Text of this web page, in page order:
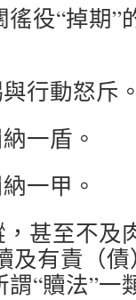
役“掉期”
行動怒斥
一盾。
一甲。
，甚至不及
及有責（
謂“贖法”一